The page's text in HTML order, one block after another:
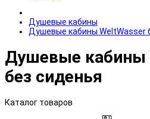
Душевые кабины
Душевые кабины WeltWasser
Душевые кабины
без сиденья
Каталог товаров